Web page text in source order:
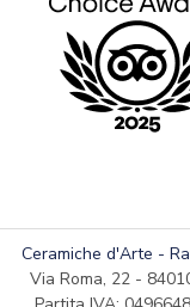
Ceramiche d'Arte -
Via Roma, 22 -